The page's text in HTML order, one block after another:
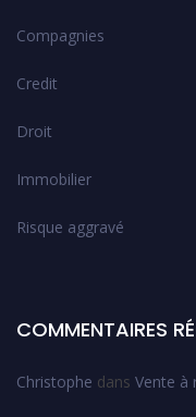
Compagnies
Credit
Droit
Immobilier
Risque aggravé
COMMENTAIRES
Christophe dans Vente à